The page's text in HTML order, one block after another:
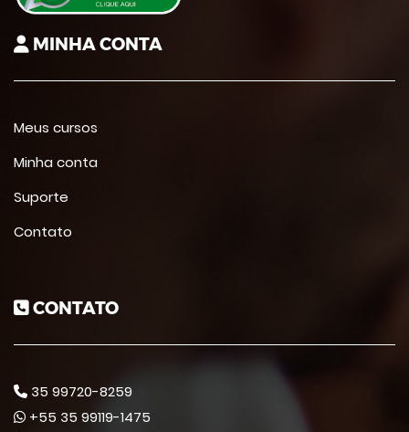
MINHA CONTA
Meus cursos
Minha conta
Suporte
Contato
CONTATO
35 99720-8259
+55 35 99119-1475